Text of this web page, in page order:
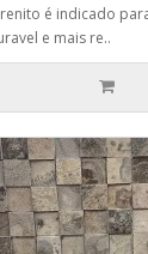
é indicado
e mais re..